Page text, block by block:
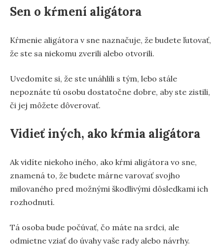
Sen o kŕmení aligátora
Kŕmenie aligátora v sne naznačuje, že budete ľutovať,
že ste sa niekomu zverili alebo otvorili.
Uvedomíte si, že ste unáhlili s tým, lebo stále
nepoznáte tú osobu dostatočne dobre, aby ste zistili,
či jej môžete dôverovať.
Vidieť iných, ako kŕmia aligátora
Ak vidíte niekoho iného, ako kŕmi aligátora vo sne,
znamená to, že budete márne varovať svojho
milovaného pred možnými škodlivými dôsledkami ich
rozhodnutí.
Tá osoba bude počúvať, čo máte na srdci, ale
odmietne vziať do úvahy vaše rady alebo návrhy.